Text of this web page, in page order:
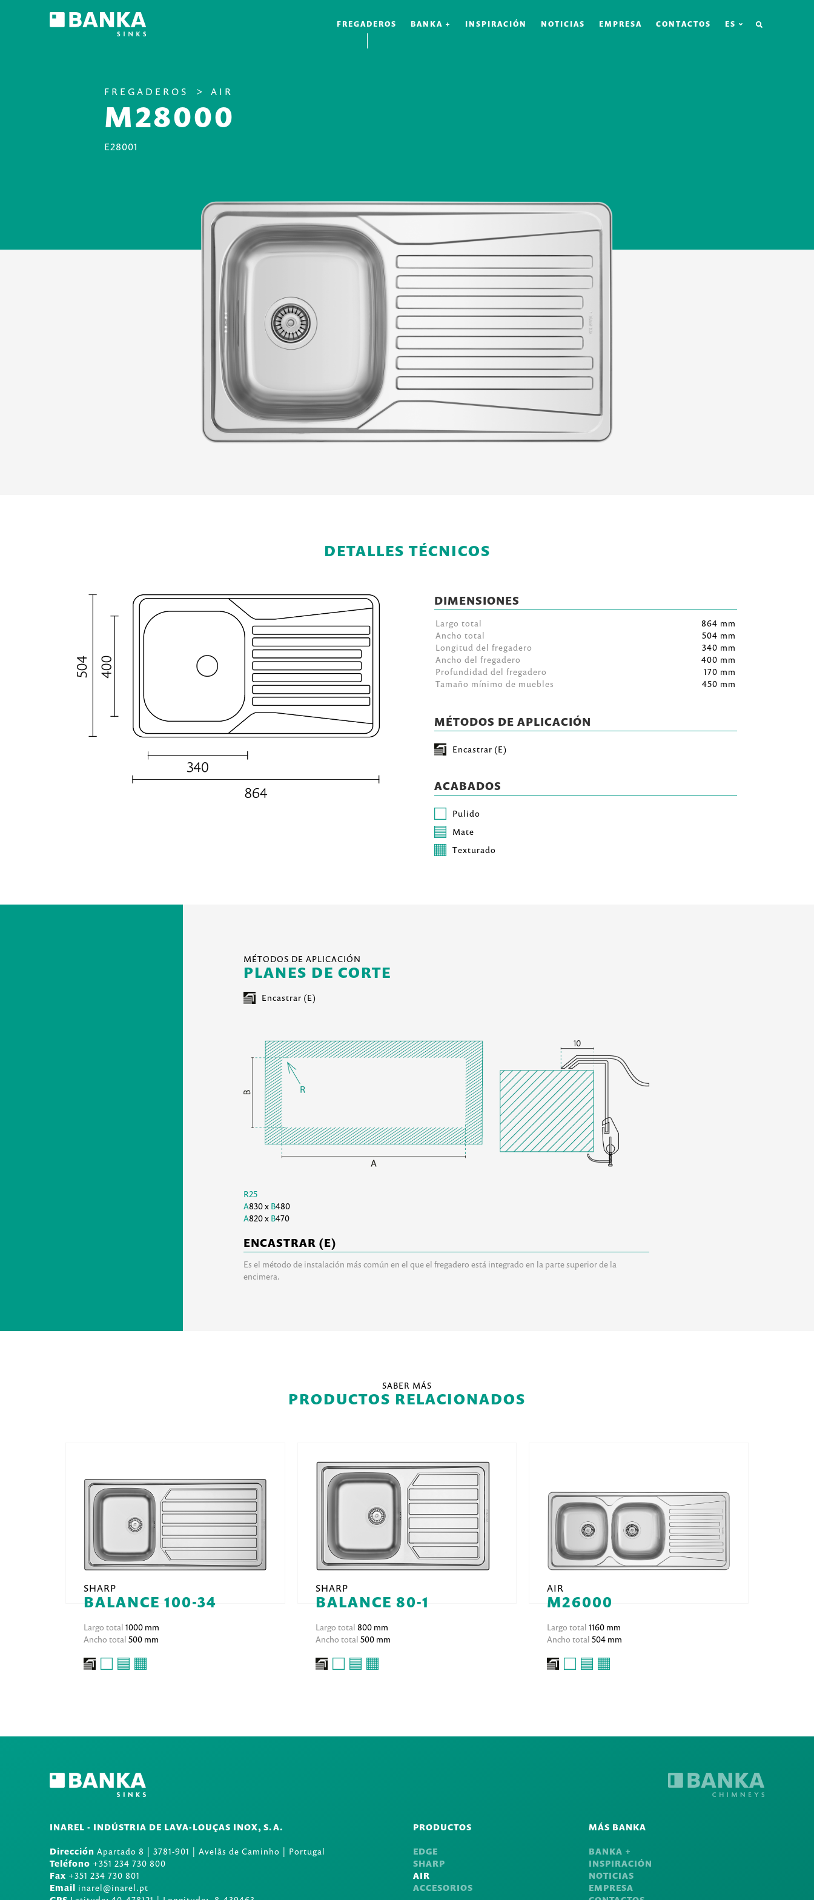
FREGADEROS BANKA + INSPIRACIÓN NOTICIAS EMPRESA CONTACTOS ES
FREGADEROS AIR
M28000
E28001
DETALLES TÉCNICOS
DIMENSIONES
Largo total
864 mm
Ancho total
504 mm
Longitud del fregadero
340 mm
Ancho del fregadero
400 mm
Profundidad del fregadero
170 mm
Tamaño mínimo de muebles
450 mm
MÉTODOS DE APLICACIÓN
Encastrar (E)
ACABADOS
Pulido
Mate
Texturado
MÉTODOS DE APLICACIÓN
PLANES DE CORTE
Encastrar (E)
R25
A830 x B480
A820 x B470
ENCASTRAR (E)
Es el método de instalación más común en el que el fregadero está integrado en la parte superior de la
encimera.
SABER MÁS
PRODUCTOS RELACIONADOS
SHARP
BALANCE 100-34
Largo total 1000 mm
Ancho total 500 mm
SHARP
BALANCE 80-1
Largo total 800 mm
Ancho total 500 mm
AIR
M26000
Largo total1160 mm
Ancho total504 mm
INAREL - INDÚSTRIA DE LAVA-LOUÇAS INOX, S.A.
Dirección Apartado 8 | 3781-901 | Avelãs de Caminho | Portugal
Teléfono +351 234 730 800
Fax +351 234 730 801
Email inarel@inarel.pt
PRODUCTOS
EDGE
SHARP
AIR
ACCESORIOS
MÁS BANKA
BANKA +
INSPIRACIÓN
NOTICIAS
EMPRESA